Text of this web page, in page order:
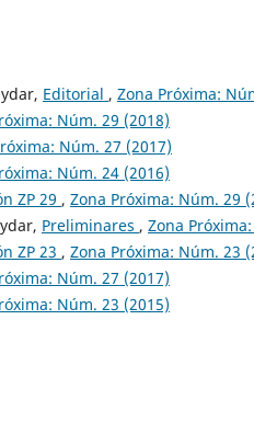
Editorial , Zona Próxima:
Núm. 29 (2018)
Núm. 27 (2017)
Núm. 24 (2016)
ZP 29 , Zona Próxima: Núm. 29
Preliminares , Zona
ZP 23 , Zona Próxima: Núm. 23
Núm. 27 (2017)
Núm. 23 (2015)